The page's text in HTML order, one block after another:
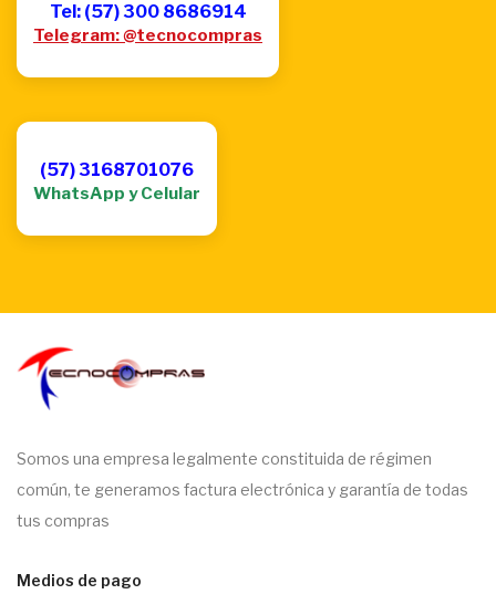
Tel: (57) 300 8686914
Telegram: @tecnocompras
(57) 3168701076
WhatsApp y Celular
Somos una empresa legalmente constituida de régimen
común, te generamos factura electrónica y garantía de todas
tus compras
Medios de pago